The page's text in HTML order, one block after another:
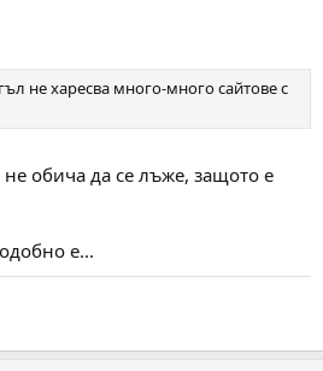
не харесва много-много сайтове с
обича да се лъже, защото е
е...